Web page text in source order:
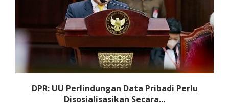
DPR: UU Perlindungan Data Pribadi Perlu
Disosialisasikan Secara...